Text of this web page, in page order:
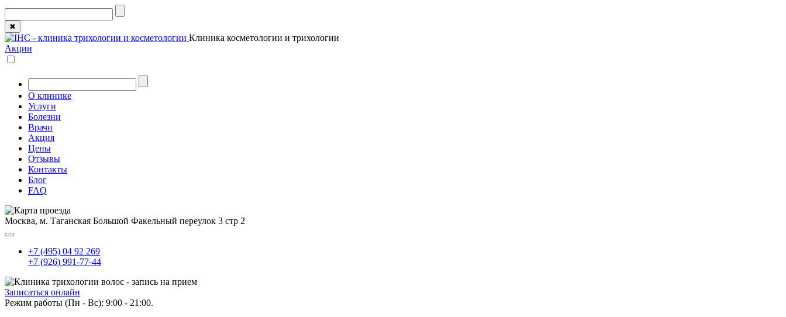
✖
Клиника косметологии и трихологии
Акции
О клинике
Услуги
Болезни
Врачи
Акция
Цены
Отзывы
Контакты
Блог
FAQ
Москва, м. Таганская Большой Факельный переулок 3 стр 2
+7 (495) 04 92 269
+7 (926) 991-77-44
Записаться онлайн
Режим работы (Пн - Вс): 9:00 - 21:00.